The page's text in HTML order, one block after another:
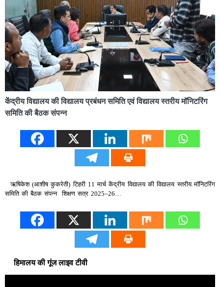
केंद्रीय विद्यालय की विद्यालय प्रबंधन समिति एवं विद्यालय स्तरीय मॉनिटरिंग
समिति की बैठक संपन्न
ऋषिकेश (आशीष कुकरेती) टिहरी 11 मार्च केंद्रीय विद्यालय की विद्यालय स्तरीय मॉनिटरिंग
समिति की बैठक संपन्न शिक्षण सत्र 2025–26…
हिमालय की गूंज लाइव टीवी